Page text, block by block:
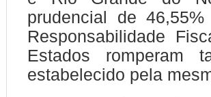
prudencial de
Responsabilidade
Estados romperam
estabelecido pela